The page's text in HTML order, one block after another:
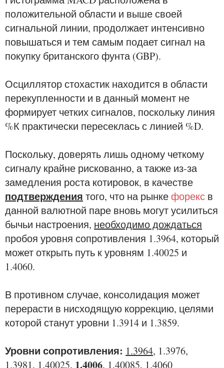
положительной области и выше своей
сигнальной линии, продолжает интенсивно
повышаться и тем самым подает сигнал на
покупку британского фунта (GBP).
Осциллятор стохастик находится в области
перекупленности и в данный момент не
формирует четких сигналов, поскольку линия
%К практически пересеклась с линией %D.
Поскольку, доверять лишь одному четкому
сигналу крайне рискованно, а также из-за
замедления роста котировок, в качестве
подтверждения того, что на рынкефорекс в
данной валютной паре вновь могут усилиться
бычьи настроения, необходимо дождаться
пробоя уровня сопротивления 1.3964, который
может открыть путь к уровням 1.40025 и
1.4060.
В противном случае, консолидация может
перерасти в нисходящую коррекцию, целями
которой станут уровни 1.3914 и 1.3859.
Уровни сопротивления: 1.3964, 1.3976,
1.3981, 1.40025, 1.4006, 1.40085, 1.4060